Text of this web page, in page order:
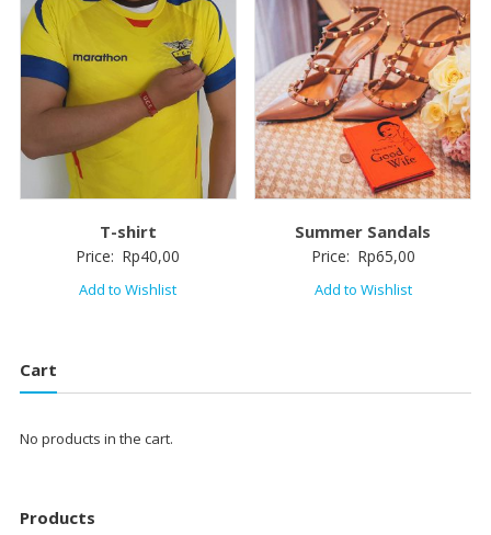
T-shirt
Price: Rp40,00
Add to Wishlist
Summer Sandals
Price: Rp65,00
Add to Wishlist
Cart
No products in the cart.
Products